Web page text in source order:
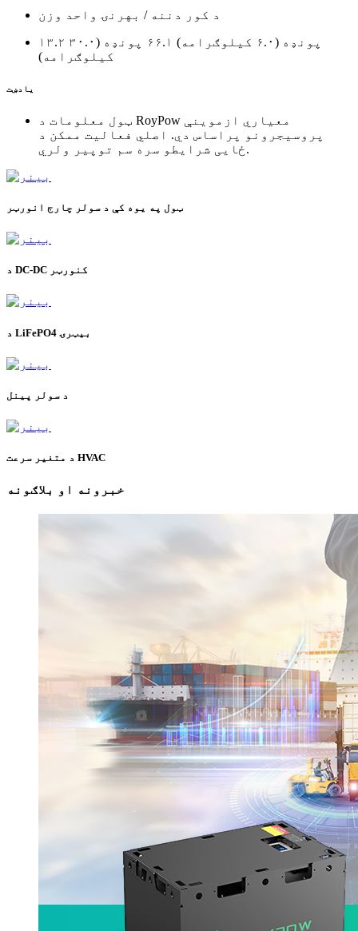
د کور دننه / بهرنۍ واحد وزن
۱۳.۲ پونډه (۶.۰ کیلوګرامه) ۶۶.۱ پونډه (۳۰.۰
کیلوګرامه)
یادښت
ټول معلومات د RoyPow معیاري ازموینې
پروسیجرونو پراساس دي. اصلي فعالیت ممکن د
ځایی شرایطو سره سم توپیر ولري.
ټول په یوه کې د سولر چارج انورټر
د DC-DC کنورټر
د LiFePO4 بیټرۍ
د سولر پینل
د متغیر سرعت HVAC
خبرونه او بلاګونه